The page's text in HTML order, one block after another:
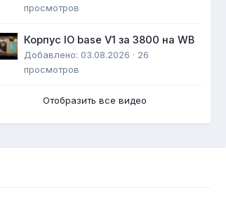
просмотров
Корпус IO base V1 за 3800 на WB
Добавлено: 03.08.2026 · 26
просмотров
Отобразить все видео